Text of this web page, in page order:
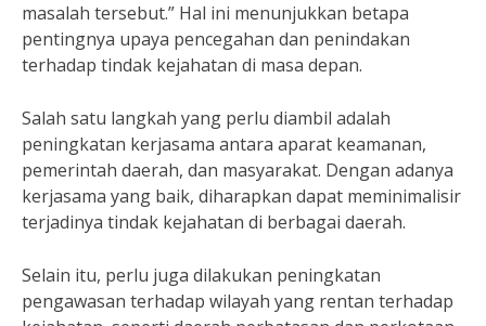
masalah tersebut.” Hal ini menunjukkan betapa
pentingnya upaya pencegahan dan penindakan
terhadap tindak kejahatan di masa depan.
Salah satu langkah yang perlu diambil adalah
peningkatan kerjasama antara aparat keamanan,
pemerintah daerah, dan masyarakat. Dengan adanya
kerjasama yang baik, diharapkan dapat meminimalisir
terjadinya tindak kejahatan di berbagai daerah.
Selain itu, perlu juga dilakukan peningkatan
pengawasan terhadap wilayah yang rentan terhadap